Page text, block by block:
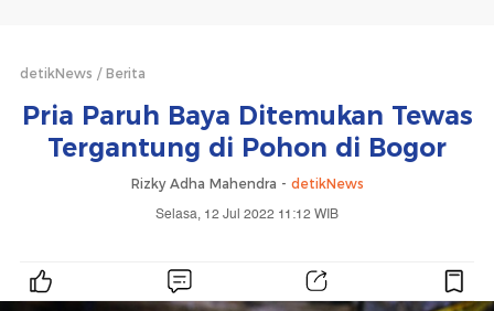
detikNews Berita
Pria Paruh Baya Ditemukan Tewas
Tergantung di Pohon di Bogor
Rizky Adha Mahendra - detikNews
Selasa, 12 Jul 2022 11:12 WIB